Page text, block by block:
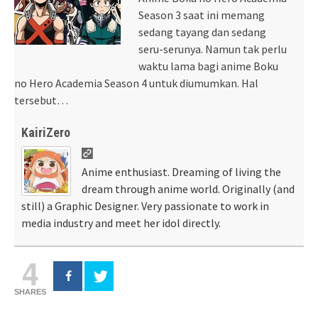
Season 3 saat ini memang
sedang tayang dan sedang
seru-serunya. Namun tak perlu
waktu lama bagi anime Boku
no Hero Academia Season 4 untuk diumumkan. Hal
tersebut…
KairiZero
Anime enthusiast. Dreaming of living the
dream through anime world. Originally (and
still) a Graphic Designer. Very passionate to work in
media industry and meet her idol directly.
4
SHARES